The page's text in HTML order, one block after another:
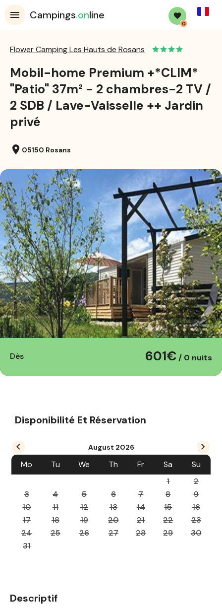
Campings.online
0
Flower Camping Les Hauts de Rosans
Mobil-home Premium +*CLIM*
"Patio" 37m² - 2 chambres-2 TV /
2 SDB / Lave-Vaisselle ++ Jardin
privé
location_on 05150 Rosans
Dès 601€ / 0 nuits
Disponibilité Et Réservation
August 2026
Mo Tu We Th Fr Sa
Su
1
2
3
4 5 6 7 8
9
10
11 12 13 14 15
16
17
18 19 20 21 22
23
24
25 26 27 28 29
30
31
Descriptif